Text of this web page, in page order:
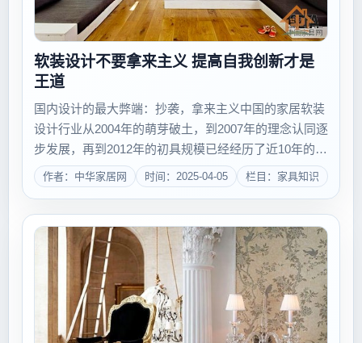
软装设计不要拿来主义 提高自我创新才是
王道
国内设计的最大弊端：抄袭，拿来主义中国的家居软装
设计行业从2004年的萌芽破土，到2007年的理念认同逐
步发展，再到2012年的初具规模已经经历了近10年的发
展历程。在进入2013年后，中国的软装行业发展依然呈
现迅猛态势，但与前几年相比起来却已显疲态，这也引
作者：中华家居网 时间：2025-04-05 栏目：家具知识